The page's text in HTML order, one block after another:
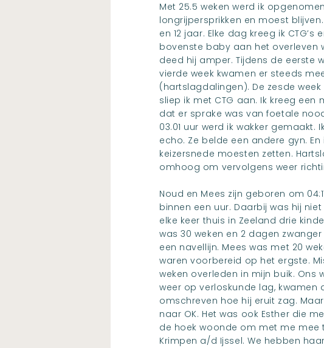
Met 25.5 weken werd ik
longrijpersprikken en moest
en 12 jaar. Elke dag kreeg ik
bovenste baby aan het overleven
deed hij amper. Tijdens de eerste
vierde week kwamen er steeds
(hartslagdalingen). De zesde
sliep ik met CTG aan. Ik kreeg
dat er sprake was van foetale
03.01 uur werd ik wakker
echo. Ze belde een andere gyn.
keizersnede moesten zetten.
omhoog om vervolgens weer
Noud en Mees zijn geboren om
binnen een uur. Daarbij was hij
elke keer thuis in Zeeland drie
was 30 weken en 2 dagen
een navellijn. Mees was met 20
waren voorbereid op het ergste.
weken overleden in mijn buik.
weer op verloskunde lag, kwamen
omschreven hoe hij eruit zag.
naar OK. Het was ook Esther die
de hoek woonde om met me mee
Krimpen a/d Ijssel. We hebben